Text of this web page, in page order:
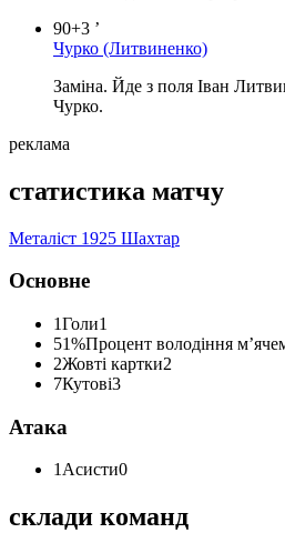
90+3 ’
Чурко (Литвиненко)
Заміна. Йде з поля Іван
Чурко.
реклама
статистика матчу
Металіст 1925 Шахтар
Основне
1Голи1
51%Процент володіння
2Жовті картки2
7Кутові3
Атака
1 Асисти0
склади команд